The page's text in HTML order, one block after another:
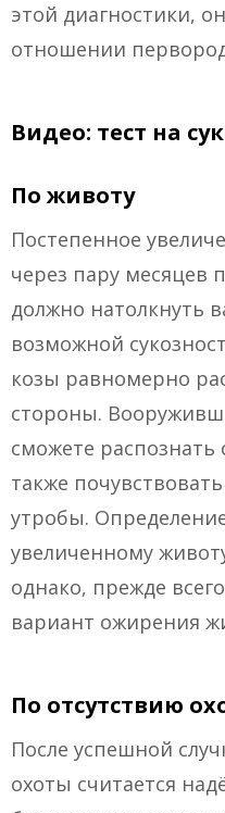
этой диагностики,
отношении
Видео: тест на
По животу
Постепенное
через пару месяцев
должно натолкнуть
возможной
козы равномерно
стороны.
сможете распознать
также
утробы.
увеличенному
однако, прежде
вариант ожирения
По отсутствию
После успешной
охоты считается